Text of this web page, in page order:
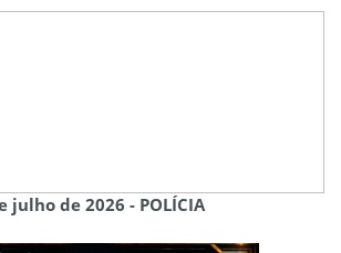
julho de 2026 - POLÍCIA